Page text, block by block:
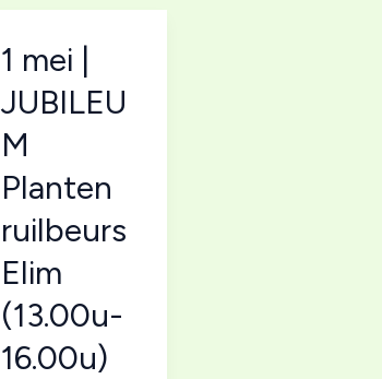
1 mei |
JUBILEU
M
Planten
ruilbeurs
Elim
(13.00u-
16.00u)